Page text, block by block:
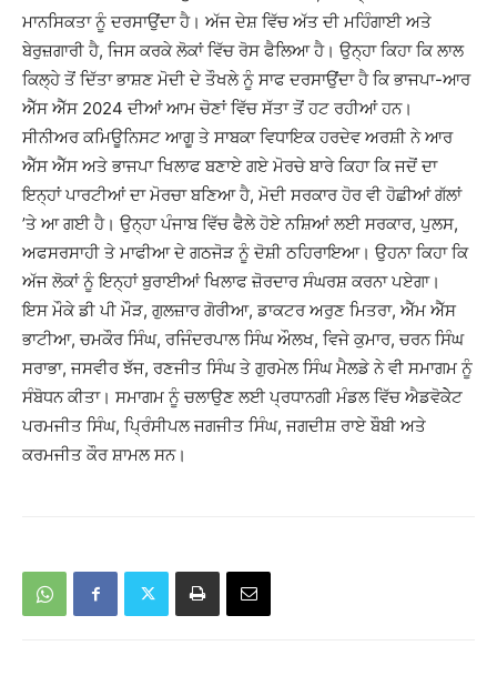
ਮਾਨਸਿਕਤਾ ਨੂੰ ਦਰਸਾਉਂਦਾ ਹੈ। ਅੱਜ ਦੇਸ਼ ਵਿੱਚ ਅੱਤ ਦੀ ਮਹਿੰਗਾਈ ਅਤੇ
ਬੇਰੁਜ਼ਗਾਰੀ ਹੈ, ਜਿਸ ਕਰਕੇ ਲੋਕਾਂ ਵਿੱਚ ਰੋਸ ਫੈਲਿਆ ਹੈ। ਉਨ੍ਹਾ ਕਿਹਾ ਕਿ ਲਾਲ
ਕਿਲ੍ਹੇ ਤੋਂ ਦਿੱਤਾ ਭਾਸ਼ਣ ਮੋਦੀ ਦੇ ਤੌਖਲੇ ਨੂੰ ਸਾਫ ਦਰਸਾਉਂਦਾ ਹੈ ਕਿ ਭਾਜਪਾ-ਆਰ
ਐੱਸ ਐੱਸ 2024 ਦੀਆਂ ਆਮ ਚੋਣਾਂ ਵਿੱਚ ਸੱਤਾ ਤੋਂ ਹਟ ਰਹੀਆਂ ਹਨ।
ਸੀਨੀਅਰ ਕਮਿਊਨਿਸਟ ਆਗੂ ਤੇ ਸਾਬਕਾ ਵਿਧਾਇਕ ਹਰਦੇਵ ਅਰਸ਼ੀ ਨੇ ਆਰ
ਐੱਸ ਐੱਸ ਅਤੇ ਭਾਜਪਾ ਖਿਲਾਫ ਬਣਾਏ ਗਏ ਮੋਰਚੇ ਬਾਰੇ ਕਿਹਾ ਕਿ ਜਦੋਂ ਦਾ
ਇਨ੍ਹਾਂ ਪਾਰਟੀਆਂ ਦਾ ਮੋਰਚਾ ਬਣਿਆ ਹੈ, ਮੋਦੀ ਸਰਕਾਰ ਹੋਰ ਵੀ ਹੋਛੀਆਂ ਗੱਲਾਂ
’ਤੇ ਆ ਗਈ ਹੈ। ਉਨ੍ਹਾ ਪੰਜਾਬ ਵਿੱਚ ਫੈਲੇ ਹੋਏ ਨਸ਼ਿਆਂ ਲਈ ਸਰਕਾਰ, ਪੁਲਸ,
ਅਫਸਰਸਾਹੀ ਤੇ ਮਾਫੀਆ ਦੇ ਗਠਜੋੜ ਨੂੰ ਦੋਸ਼ੀ ਠਹਿਰਾਇਆ। ਉਹਨਾ ਕਿਹਾ ਕਿ
ਅੱਜ ਲੋਕਾਂ ਨੂੰ ਇਨ੍ਹਾਂ ਬੁਰਾਈਆਂ ਖਿਲਾਫ ਜ਼ੋਰਦਾਰ ਸੰਘਰਸ਼ ਕਰਨਾ ਪਏਗਾ।
ਇਸ ਮੌਕੇ ਡੀ ਪੀ ਮੌੜ, ਗੁਲਜ਼ਾਰ ਗੋਰੀਆ, ਡਾਕਟਰ ਅਰੁਣ ਮਿਤਰਾ, ਐੱਮ ਐੱਸ
ਭਾਟੀਆ, ਚਮਕੌਰ ਸਿੰਘ, ਰਜਿੰਦਰਪਾਲ ਸਿੰਘ ਔਲਖ, ਵਿਜੇ ਕੁਮਾਰ, ਚਰਨ ਸਿੰਘ
ਸਰਾਭਾ, ਜਸਵੀਰ ਝੱਜ, ਰਣਜੀਤ ਸਿੰਘ ਤੇ ਗੁਰਮੇਲ ਸਿੰਘ ਮੈਲਡੇ ਨੇ ਵੀ ਸਮਾਗਮ ਨੂੰ
ਸੰਬੋਧਨ ਕੀਤਾ। ਸਮਾਗਮ ਨੂੰ ਚਲਾਉਣ ਲਈ ਪ੍ਰਧਾਨਗੀ ਮੰਡਲ ਵਿੱਚ ਐਡਵੋਕੇੇਟ
ਪਰਮਜੀਤ ਸਿੰਘ, ਪਿ੍ਰੰਸੀਪਲ ਜਗਜੀਤ ਸਿੰਘ, ਜਗਦੀਸ਼ ਰਾਏ ਬੌਬੀ ਅਤੇ
ਕਰਮਜੀਤ ਕੌਰ ਸ਼ਾਮਲ ਸਨ।